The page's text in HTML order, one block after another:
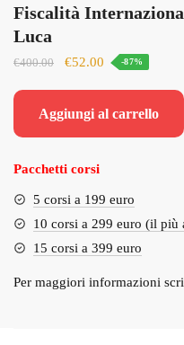
Fiscalità
Luca
€400.00
Il
era:
€52.00 Il
è:
-87%
Aggiungi al carrello
Pacchetti corsi
5 corsi a 199 euro
10 corsi a 299 euro (il più
15 corsi a 399 euro
Per maggiori informazioni